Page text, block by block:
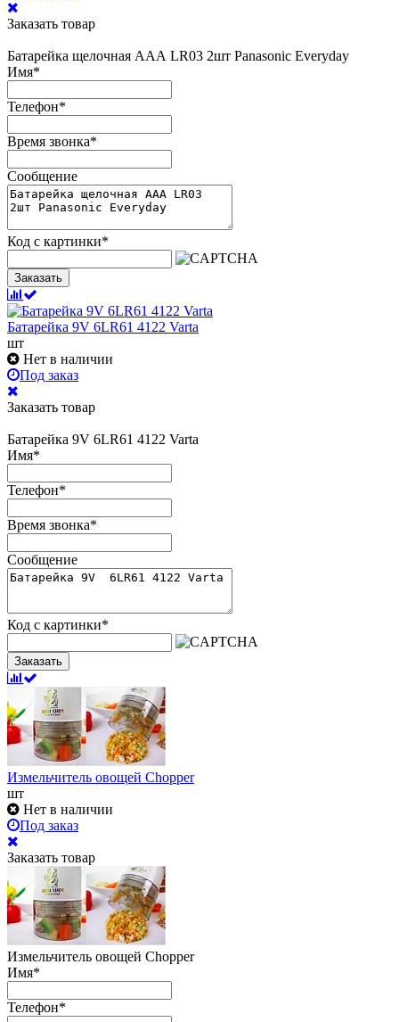
Заказать товар
Батарейка щелочная ААА LR03 2шт Panasonic Everyday
Имя*
Телефон*
Время звонка*
Сообщение
Код с картинки*
Заказать
Батарейка 9V 6LR61 4122 Varta
шт
Нет в наличии
Под заказ
Заказать товар
Батарейка 9V 6LR61 4122 Varta
Имя*
Телефон*
Время звонка*
Сообщение
Код с картинки*
Заказать
Измельчитель овощей Chopper
шт
Нет в наличии
Под заказ
Заказать товар
Измельчитель овощей Chopper
Имя*
Телефон*